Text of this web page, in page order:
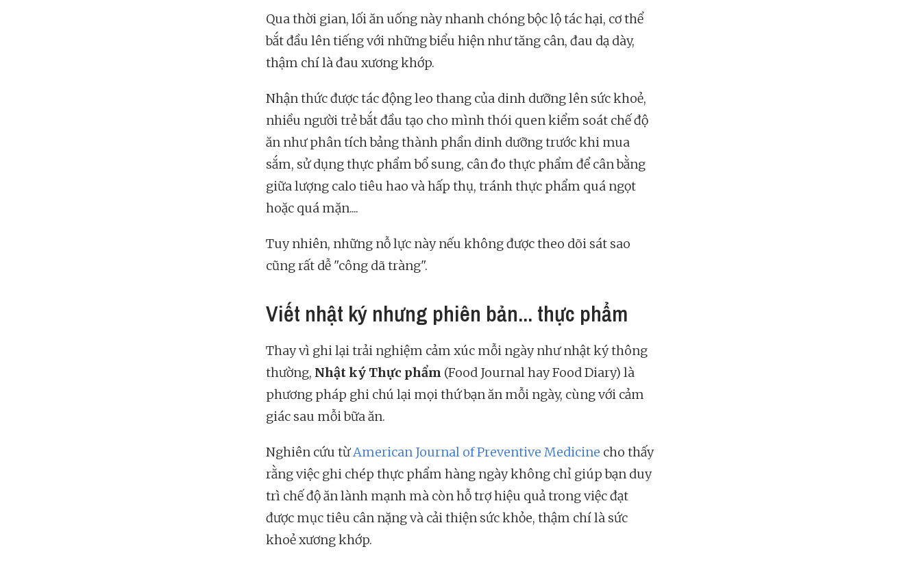
Qua thời gian, lối ăn uống này nhanh chóng bộc lộ tác hại, cơ thể
bắt đầu lên tiếng với những biểu hiện như tăng cân, đau dạ dày,
thậm chí là đau xương khớp.
Nhận thức được tác động leo thang của dinh dưỡng lên sức khoẻ,
nhiều người trẻ bắt đầu tạo cho mình thói quen kiểm soát chế độ
ăn như phân tích bảng thành phần dinh dưỡng trước khi mua
sắm, sử dụng thực phẩm bổ sung, cân đo thực phẩm để cân bằng
giữa lượng calo tiêu hao và hấp thụ, tránh thực phẩm quá ngọt
hoặc quá mặn....
Tuy nhiên, những nỗ lực này nếu không được theo dõi sát sao
cũng rất dễ "công dã tràng".
Viết nhật ký nhưng phiên bản... thực phẩm
Thay vì ghi lại trải nghiệm cảm xúc mỗi ngày như nhật ký thông
thường, Nhật ký Thực phẩm (Food Journal hay Food Diary) là
phương pháp ghi chú lại mọi thứ bạn ăn mỗi ngày, cùng với cảm
giác sau mỗi bữa ăn.
Nghiên cứu từAmerican Journal of Preventive Medicine cho thấy
rằng việc ghi chép thực phẩm hàng ngày không chỉ giúp bạn duy
trì chế độ ăn lành mạnh mà còn hỗ trợ hiệu quả trong việc đạt
được mục tiêu cân nặng và cải thiện sức khỏe, thậm chí là sức
khoẻ xương khớp.